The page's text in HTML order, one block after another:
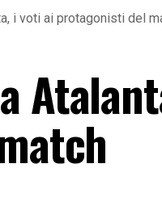
i voti ai protagonisti del